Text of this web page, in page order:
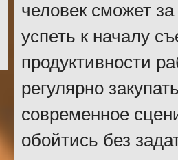
человек сможет
успеть к началу
продуктивности
регулярно
современное
обойтись без